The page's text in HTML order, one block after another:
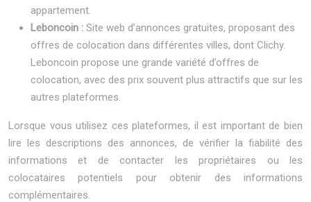
appartement.
Leboncoin : Site web d’annonces gratuites, proposant des
offres de colocation dans différentes villes, dont Clichy.
Leboncoin propose une grande variété d’offres de
colocation, avec des prix souvent plus attractifs que sur les
autres plateformes.
Lorsque vous utilisez ces plateformes, il est important de bien
lire les descriptions des annonces, de vérifier la fiabilité des
informations et de contacter les propriétaires ou les
colocataires potentiels pour obtenir des informations
complémentaires.